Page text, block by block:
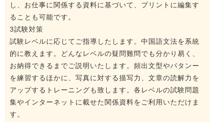
し、お仕事に関係する資料に基づいて、プリントに編集す
ることも可能です。
3試験対策
試験レベルに応じてご指導したします。中国語文法を系統
的に教えます。どんなレベルの疑問難問でも分かり易く、
お納得できるまでご説明いたします。頻出文型やパタンー
を練習するほかに、写真に対する描写力、文章の読解力を
アップするトレーニングも致します。各レベルの試験問題
集やインターネットに載せた関係資料をご利用いただけま
す。